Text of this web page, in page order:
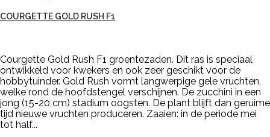
COURGETTE GOLD RUSH F1
Courgette Gold Rush F1 groentezaden. Dit ras is speciaal
ontwikkeld voor kwekers en ook zeer geschikt voor de
hobbytuinder. Gold Rush vormt langwerpige gele vruchten,
welke rond de hoofdstengel verschijnen. De zucchini in een
jong (15-20 cm) stadium oogsten. De plant blijft dan geruime
tijd nieuwe vruchten produceren. Zaaien: in de periode mei
tot half...